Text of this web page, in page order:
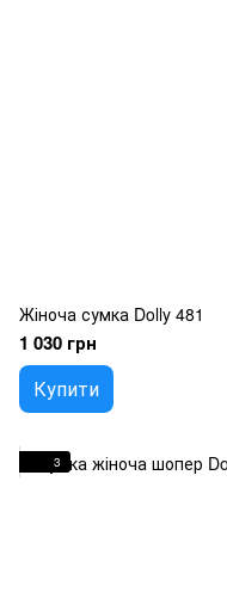
Жіноча сумка Dolly 481
1 030 грн
Купити
3